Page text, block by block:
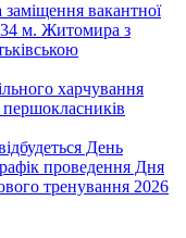
заміщення вакантної
м. Житомира з
харчування
першокласників
День
проведення Дня
тренування 2026